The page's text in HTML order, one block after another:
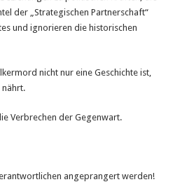
der „Strategischen Partnerschaft“
und ignorieren die historischen
nicht nur eine Geschichte ist,
nährt.
Verbrechen der Gegenwart.
angeprangert werden!